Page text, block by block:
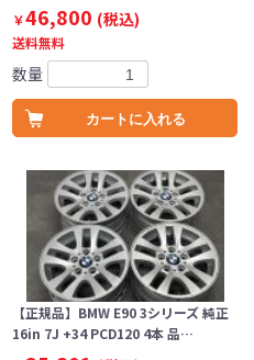
￥46,800 (税込)
送料無料
数量
カートに入れる
【正規品】BMW E90 3シリーズ 純正
16in 7J +34 PCD120 4本 品…